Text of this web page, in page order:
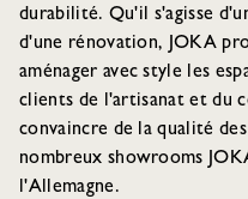
durabilité. Qu'il s'agisse
d'une rénovation, JOKA
aménager avec style les
clients de l'artisanat et du
convaincre de la qualité
nombreux showrooms
l'Allemagne.